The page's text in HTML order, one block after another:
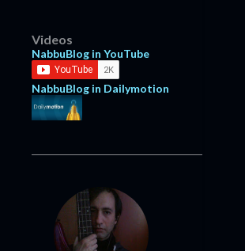
Videos
NabbuBlog in YouTube
NabbuBlog in Dailymotion